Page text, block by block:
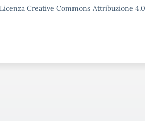
Creative Commons Attribuzione